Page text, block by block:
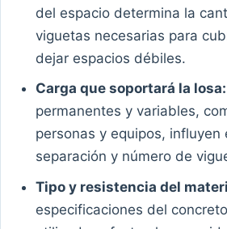
del espacio determina la
viguetas necesarias para
dejar espacios débiles.
Carga que soportará la losa:
permanentes y variables,
personas y equipos, influyen
separación y número de
Tipo y resistencia del
especificaciones del